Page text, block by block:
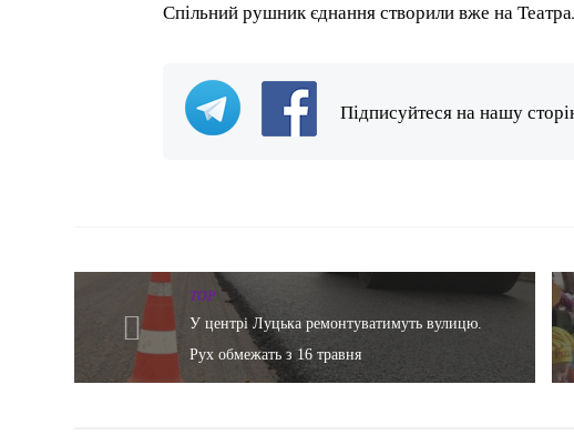
Спільний рушник єднання створили вже на
Підписуйтеся на нашу
TOP
У центрі Луцька ремонтуватимуть вулицю.
Рух обмежать з 16 травня